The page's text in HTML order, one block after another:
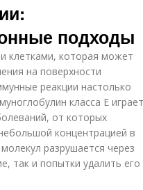
подходы
клетками, которая может
на поверхности
реакции настолько
класса Е играет
от которых
концентрацией в
разрушается через
так и попытки удалить его